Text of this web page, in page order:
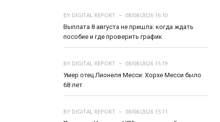
BY DIGITAL REPORT
08/08/2026 16:10
Выплата 8 августа не пришла: когда ждать
пособие и где проверить график
BY DIGITAL REPORT
08/08/2026 15:19
Умер отец Лионеля Месси: Хорхе Месси было
68 лет
BY DIGITAL REPORT
08/08/2026 15:11